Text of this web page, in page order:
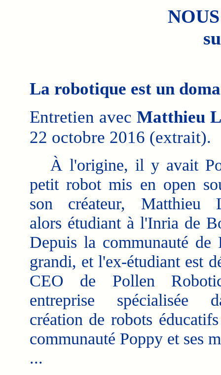
La robotique est un
Entretien avecMatthieu
22 octobre 2016 (extrait).
À l'origine, il y avait
petit robot mis en open
son créateur, Matthieu
alors étudiant à l'Inria de
Depuis la communauté de
grandi, et l'ex-étudiant est
CEO de Pollen
entreprise spécialisée
création de robots
communauté Poppy et ses
...